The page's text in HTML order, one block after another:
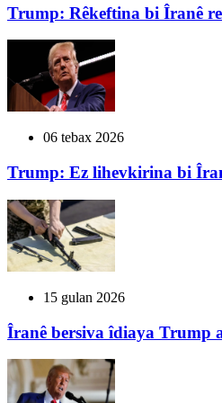
Trump: Rêkeftina bi Îranê
06 tebax 2026
Trump: Ez lihevkirina bi
15 gulan 2026
Îranê bersiva îdiaya Trump